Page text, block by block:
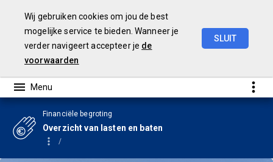
Wij gebruiken cookies om jou de best
mogelijke service te bieden. Wanneer je
verder navigeert accepteer je de
voorwaarden
SLUIT
Financiële begroting
Overzicht van lasten en baten